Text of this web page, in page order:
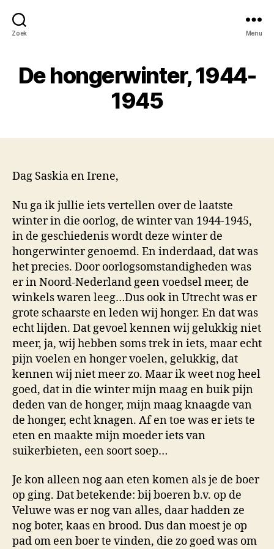
Zoek Menu
De hongerwinter, 1944-
1945
Dag Saskia en Irene,
Nu ga ik jullie iets vertellen over de laatste
winter in die oorlog, de winter van 1944-1945,
in de geschiedenis wordt deze winter de
hongerwinter genoemd. En inderdaad, dat was
het precies. Door oorlogsomstandigheden was
er in Noord-Nederland geen voedsel meer, de
winkels waren leeg…Dus ook in Utrecht was er
grote schaarste en leden wij honger. En dat was
echt lijden. Dat gevoel kennen wij gelukkig niet
meer, ja, wij hebben soms trek in iets, maar echt
pijn voelen en honger voelen, gelukkig, dat
kennen wij niet meer zo. Maar ik weet nog heel
goed, dat in die winter mijn maag en buik pijn
deden van de honger, mijn maag knaagde van
de honger, echt knagen. Af en toe was er iets te
eten en maakte mijn moeder iets van
suikerbieten, een soort soep…
Je kon alleen nog aan eten komen als je de boer
op ging. Dat betekende: bij boeren b.v. op de
Veluwe was er nog van alles, daar hadden ze
nog boter, kaas en brood. Dus dan moest je op
pad om een boer te vinden, die zo goed was om